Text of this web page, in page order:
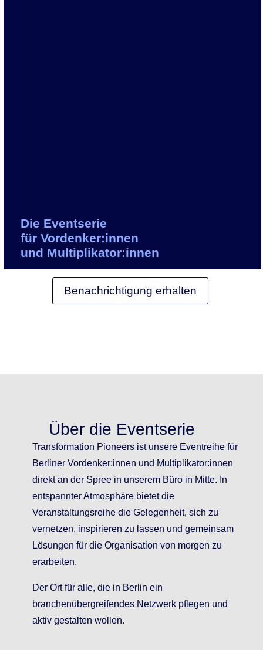
Die Eventserie
für Vordenker:innen
und Multiplikator:innen
Benachrichtigung erhalten
Über die Eventserie
Transformation Pioneers ist unsere Eventreihe für
Berliner Vordenker:innen und Multiplikator:innen
direkt an der Spree in unserem Büro in Mitte. In
entspannter Atmosphäre bietet die
Veranstaltungsreihe die Gelegenheit, sich zu
vernetzen, inspirieren zu lassen und gemeinsam
Lösungen für die Organisation von morgen zu
erarbeiten.
Der Ort für alle, die in Berlin ein
branchenübergreifendes Netzwerk pflegen und
aktiv gestalten wollen.